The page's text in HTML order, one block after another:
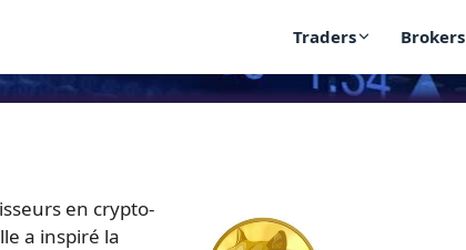
Traders Brokers
en crypto-
a inspiré la